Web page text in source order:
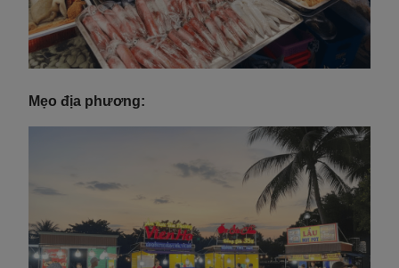
Mẹo địa phương: